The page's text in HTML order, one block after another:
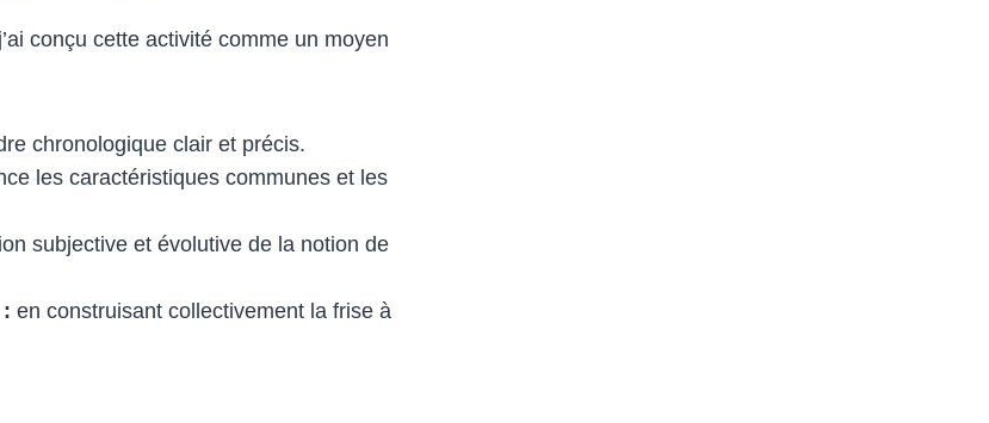
conçu cette activité comme un moyen
chronologique clair et précis.
les caractéristiques communes et les
subjective et évolutive de la notion de
en construisant collectivement la frise à